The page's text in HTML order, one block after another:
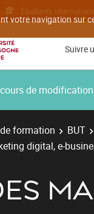
votre navigation sur
Etudiants
Suivre
de
formation BUT
digital, e-